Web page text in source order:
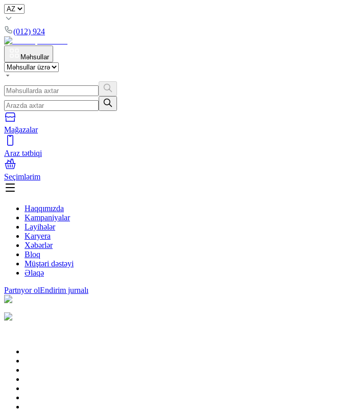
(012) 924
Məhsullar
Mağazalar
Araz tətbiqi
Seçimlərim
Haqqımızda
Kampaniyalar
Layihələr
Karyera
Xəbərlər
Bloq
Müştəri dəstəyi
Əlaqə
Partnyor olEndirim jurnalı